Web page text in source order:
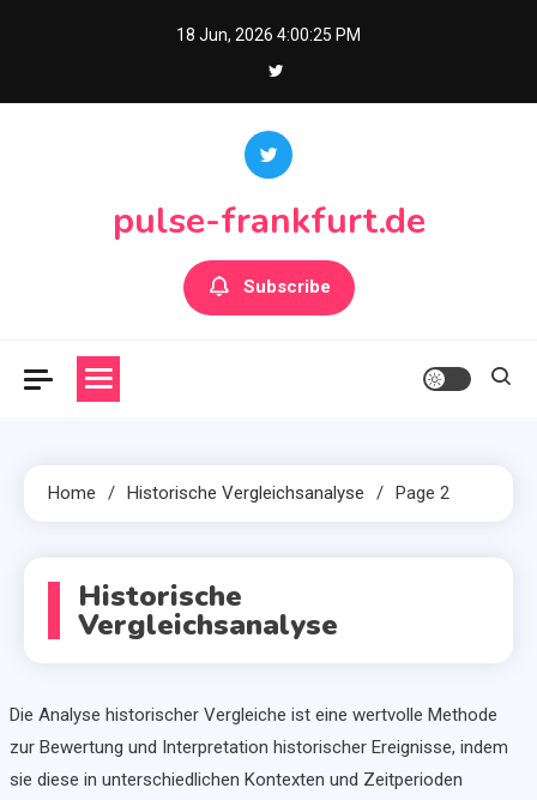
18 Jun, 2026 4:00:26 PM
pulse-frankfurt.de
Subscribe
Home Historische Vergleichsanalyse Page 2
Historische
Vergleichsanalyse
Die Analyse historischer Vergleiche ist eine wertvolle Methode
zur Bewertung und Interpretation historischer Ereignisse, indem
sie diese in unterschiedlichen Kontexten und Zeitperioden